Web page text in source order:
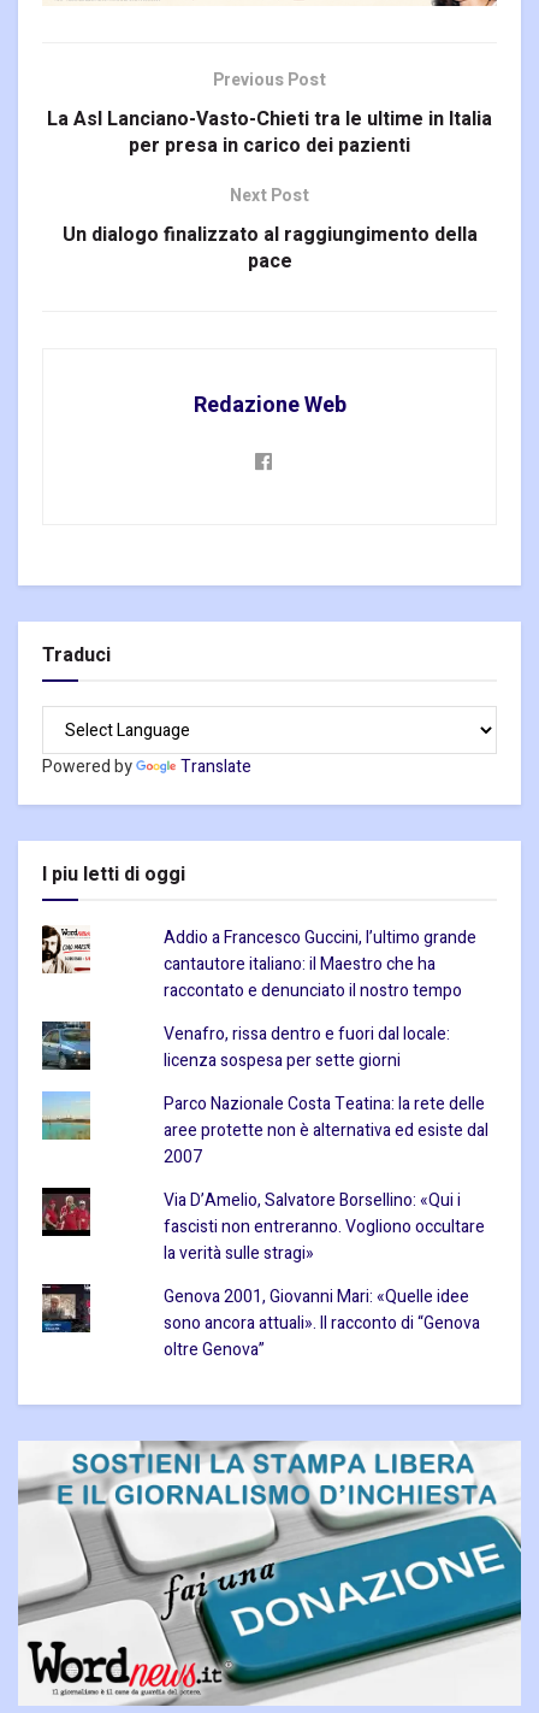
Previous Post
La Asl Lanciano-Vasto-Chieti tra le ultime in Italia
per presa in carico dei pazienti
Next Post
Un dialogo finalizzato al raggiungimento della
pace
Redazione Web
Traduci
Powered by Translate
I piu letti di oggi
Addio a Francesco Guccini, l’ultimo grande
cantautore italiano: il Maestro che ha
raccontato e denunciato il nostro tempo
Venafro, rissa dentro e fuori dal locale:
licenza sospesa per sette giorni
Parco Nazionale Costa Teatina: la rete delle
aree protette non è alternativa ed esiste dal
2007
Via D’Amelio, Salvatore Borsellino: «Qui i
fascisti non entreranno. Vogliono occultare
la verità sulle stragi»
Genova 2001, Giovanni Mari: «Quelle idee
sono ancora attuali». Il racconto di “Genova
oltre Genova”